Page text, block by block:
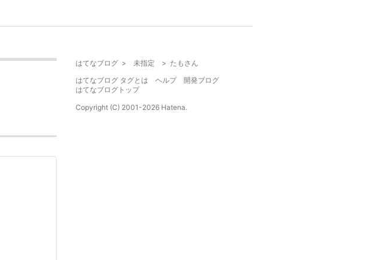
はてなブログ > 未指定 > たもさん
はてなブログ タグとは
ヘルプ
開発ブログ
はてなブログトップ
Copyright (C) 2001-2026 Hatena.